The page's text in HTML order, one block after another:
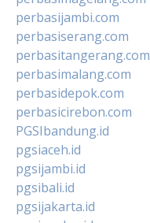
perbasijambi.com
perbasiserang.com
perbasitangerang.com
perbasimalang.com
perbasidepok.com
perbasicirebon.com
PGSIbandung.id
pgsiaceh.id
pgsijambi.id
pgsibali.id
pgsijakarta.id